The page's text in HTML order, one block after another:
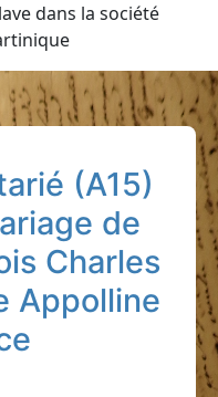
dans la société
(A15)
de
Charles
Appolline